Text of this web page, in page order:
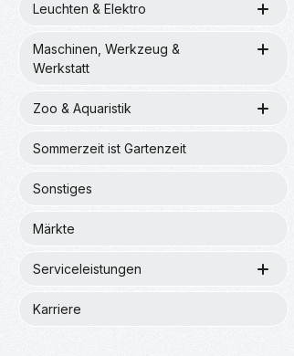
Leuchten & Elektro
Maschinen, Werkzeug &
Werkstatt
Zoo & Aquaristik
Sommerzeit ist Gartenzeit
Sonstiges
Märkte
Serviceleistungen
Karriere